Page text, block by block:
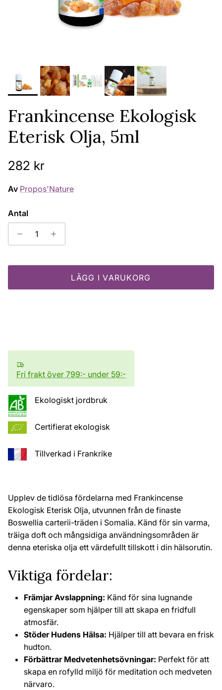
Frankincense Ekologisk
Eterisk Olja, 5ml
Ordinarie pris
282 kr
Av Propos'Nature
Antal
LÄGG I VARUKORG
Fri frakt över 799:- under 59:-
Ekologiskt jordbruk
Certifierat ekologisk
Tillverkad i Frankrike
Upplev de tidlösa fördelarna med Frankincense
Ekologisk Eterisk Olja, utvunnen från de finaste
Boswellia carterii-träden i Somalia. Känd för sin varma,
träiga doft och mångsidiga användningsområden är
denna eteriska olja ett värdefullt tillskott i din hälsorutin.
Viktiga fördelar:
Främjar Avslappning: Känd för sina lugnande
egenskaper som hjälper till att skapa en fridfull
atmosfär.
Stöder Hudens Hälsa: Hjälper till att bevara en frisk
hudton.
Förbättrar Medvetenhetsövningar: Perfekt för att
skapa en rofylld miljö för meditation och medveten
närvaro.